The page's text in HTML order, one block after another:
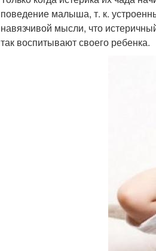
поведение малыша, т. к.
навязчивой мысли, что
так воспитывают своего ребенка.